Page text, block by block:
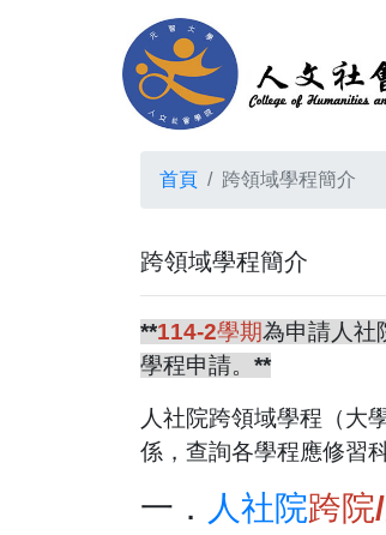
首頁 跨領域學程簡介
跨領域學程簡介
**114-2學期為申請人社
學程申請。**
人社院跨領域學程 （大
係，查詢各學程應修習
一． 人社院跨院